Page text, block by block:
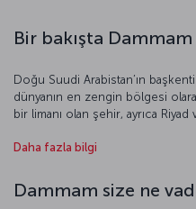
Bir bakışta Dammam
Doğu Suudi Arabistan’ın
dünyanın en zengin bölgesi
bir limanı olan şehir, ayrıca
Körfezi’nin en geniş limanı. Bir
Ürünleri Üniversitesi olmak
Asya’nın değişik yerlerinden
Daha fazla bilgi
Dammam size ne